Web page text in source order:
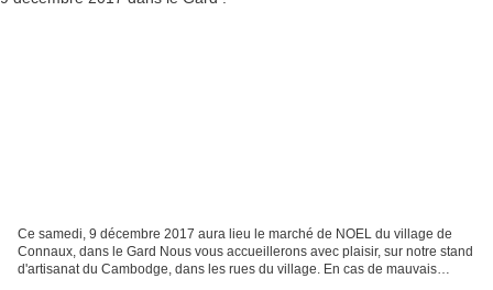
Ce samedi, 9 décembre 2017 aura lieu le marché de NOEL du village de
Connaux, dans le Gard Nous vous accueillerons avec plaisir, sur notre stand
d'artisanat du Cambodge, dans les rues du village. En cas de mauvais